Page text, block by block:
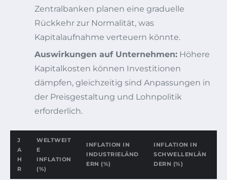
Zentralbanken planen eine graduelle
Rückkehr zur Normalität, was
Kapitalaufnahme verteuern könnte.
Auswirkungen auf Unternehmen: Höhere
Kapitalkosten können Investitionen
dämpfen, gleichzeitig sind Anpassungen in
der Preisgestaltung und Lohnpolitik
erforderlich.
J
A
H
R
WELTWEIT
E
INFLATION
(%)
INFLATION IN
INDUSTRIELÄND
ERN (%)
INFLATION IN
SCHWELLENLÄN
DERN (%)